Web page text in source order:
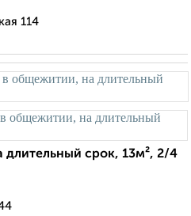
114
срок, 13м², 2/4